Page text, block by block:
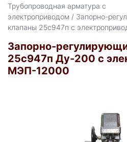
Трубопроводная арматура с
электроприводом / Запорно-
клапаны 25с947п с
Запорно-
25с947п Ду-200 с
МЭП-12000